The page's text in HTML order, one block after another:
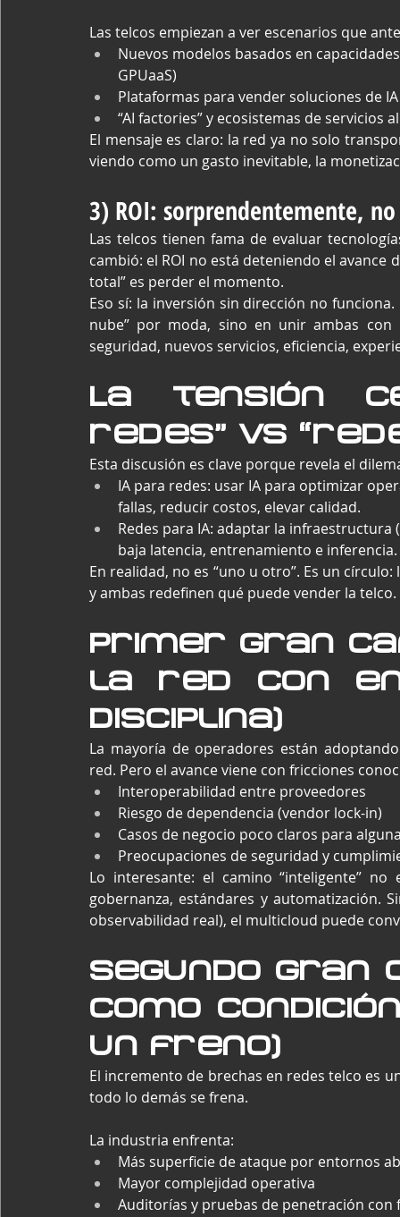
Las telcos empiezan a ver escenarios que
Nuevos modelos basados en
GPUaaS)
Plataformas para vender soluciones de
“AI factories” y ecosistemas de servicios
El mensaje es claro: la red ya no solo
viendo como un gasto inevitable, la
3) ROI: sorprendentemente,
Las telcos tienen fama de evaluar
cambió: el ROI no está deteniendo el avance
total” es perder el momento.
Eso sí: la inversión sin dirección no
nube” por moda, sino en unir ambas
seguridad, nuevos servicios, eficiencia,
La tensión
redes” vs
Esta discusión es clave porque revela el
IA para redes: usar IA para optimizar
fallas, reducir costos, elevar calidad.
Redes para IA: adaptar la
baja latencia, entrenamiento e inferencia.
En realidad, no es “uno u otro”. Es un
y ambas redefinen qué puede vender la telco.
Primer gran
la red con
disciplina)
La mayoría de operadores están
red. Pero el avance viene con fricciones
Interoperabilidad entre proveedores
Riesgo de dependencia (vendor lock-in)
Casos de negocio poco claros para
Preocupaciones de seguridad y
Lo interesante: el camino “inteligente”
gobernanza, estándares y automatización.
observabilidad real), el multicloud puede
Segundo gran
como
un freno)
El incremento de brechas en redes telco es
todo lo demás se frena.
La industria enfrenta:
Más superficie de ataque por entornos
Mayor complejidad operativa
Auditorías y pruebas de penetración